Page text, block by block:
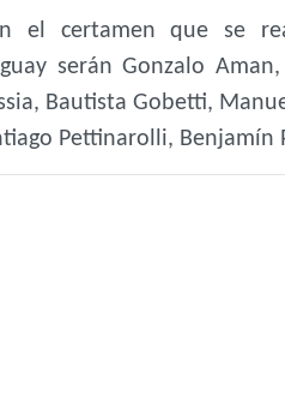
el certamen que se
serán Gonzalo
Bautista Gobetti,
Pettinarolli, Benjamín